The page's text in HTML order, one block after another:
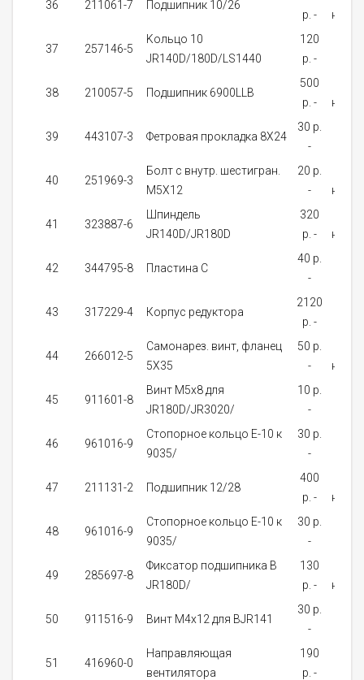
36 211061-7 Подшипник 10/26
p. -
37 257146-5
Kольцо 10
JR140D/180D/LS1440
120
p. -
38 210057-5 Подшипник 6900LLB
500
p. -
39 443107-3 Фетровая прокладка 8Х24
30 p.
-
40 251969-3
Болт с внутр. шестигран.
M5X12
20 p.
-
41 323887-6
Шпиндель
JR140D/JR180D
320
p. -
42 344795-8 Пластина C
40 p.
-
43 317229-4 Корпус редуктора
2120
p. -
44 266012-5
Самонарез. винт, фланец
5X35
50 p.
-
45 911601-8
Винт M5x8 для
JR180D/JR3020/
10 p.
-
46 961016-9
Стопорное кольцо E-10 к
9035/
30 p.
-
47 211131-2 Подшипник 12/28
400
p. -
48 961016-9
Стопорное кольцо E-10 к
9035/
30 p.
-
49 285697-8
Фиксатор подшипника B
JR180D/
130
p. -
50 911516-9 Винт M4x12 для BJR141
30 p.
-
51 416960-0
Направляющая
вентилятора
190
p. -